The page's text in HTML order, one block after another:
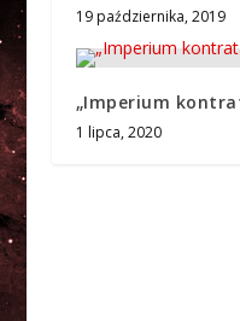
19 października, 2019
„Imperium
1 lipca, 2020